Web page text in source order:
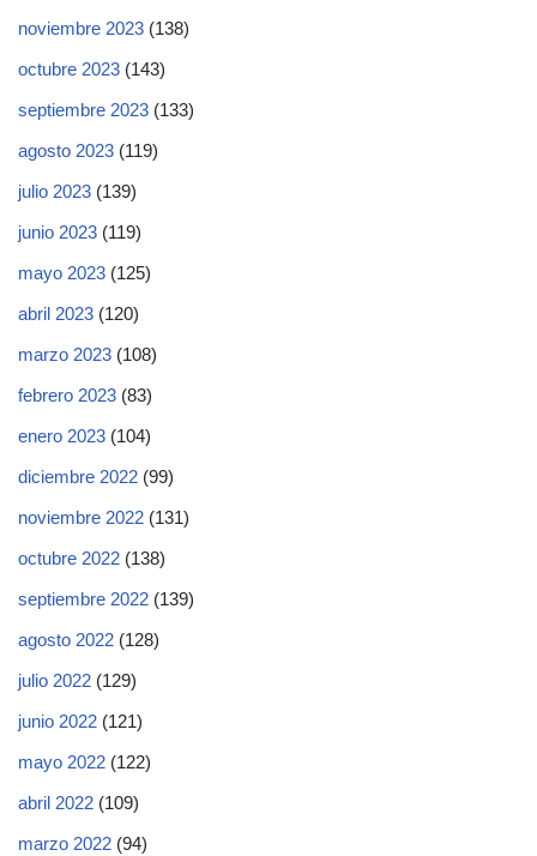
noviembre 2023 (138)
octubre 2023 (143)
septiembre 2023 (133)
agosto 2023 (119)
julio 2023 (139)
junio 2023 (119)
mayo 2023 (125)
abril 2023 (120)
marzo 2023 (108)
febrero 2023 (83)
enero 2023 (104)
diciembre 2022 (99)
noviembre 2022 (131)
octubre 2022 (138)
septiembre 2022 (139)
agosto 2022 (128)
julio 2022 (129)
junio 2022 (121)
mayo 2022 (122)
abril 2022 (109)
marzo 2022 (94)